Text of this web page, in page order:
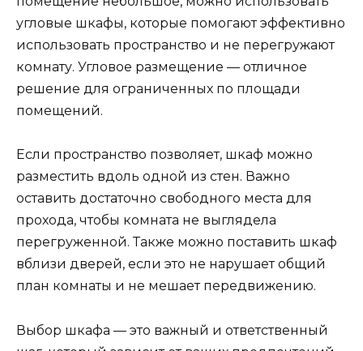
угловые шкафы, которые помогают эффективно
использовать пространство и не перегружают
комнату. Угловое размещение — отличное
решение для ограниченных по площади
помещений.
Если пространство позволяет, шкаф можно
разместить вдоль одной из стен. Важно
оставить достаточно свободного места для
прохода, чтобы комната не выглядела
перегруженной. Также можно поставить шкаф
вблизи дверей, если это не нарушает общий
план комнаты и не мешает передвижению.
Выбор шкафа — это важный и ответственный